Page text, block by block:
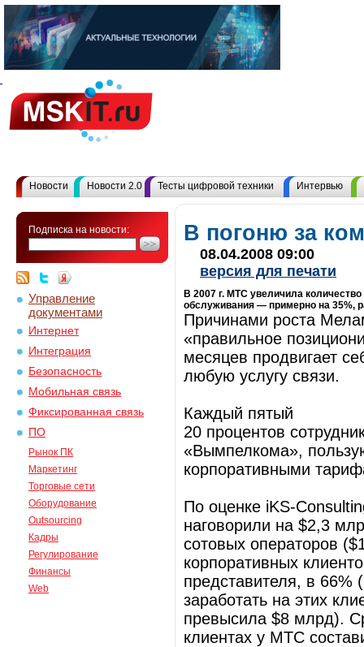
Новости Новости 2.0 Тесты цифровой техники Интервью
Подписка на новости:
Управление
документами
Интернет
Интеграция
Безопасность
Мобильная связь
Фиксированная связь
ПО
Рынок ПК
Маркетинг
Торговые сети
Оборудование
Outsourcing
Кадры
Регулирование
Финансы
Web
В погоню за
08.04.2008 09:00
версия для печати
В 2007 г. МТС увеличила
обслуживания — примерно на 35%,
Причинами роста
«правильное
месяцев продвигает
любую услугу связи.
Каждый пятый
20 процентов
«Вымпелкома»,
корпоративными
По оценке iKS-
наговорили на $2,3
сотовых операторов
корпоративных
представителя, в 66%
заработать на этих
превысила $8 млрд).
клиентах у МТС